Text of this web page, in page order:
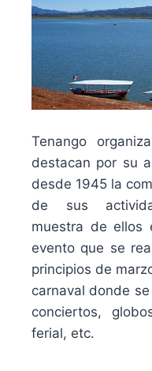
Tenango
destacan por su
desde 1945 la
de sus
muestra de ellos
evento que se
principios de
carnaval donde
conciertos,
ferial, etc.